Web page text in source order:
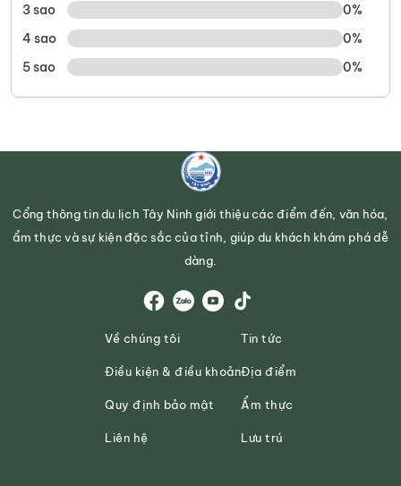
3 sao
0%
4 sao
0%
5 sao
0%
Cổng thông tin du lịch Tây Ninh giới thiệu các điểm đến, văn hóa,
ẩm thực và sự kiện đặc sắc của tỉnh, giúp du khách khám phá dễ
dàng.
Về chúng tôi
Điều kiện & điều khoản
Quy định bảo mật
Liên hệ
Tin tức
Địa điểm
Ẩm thực
Lưu trú